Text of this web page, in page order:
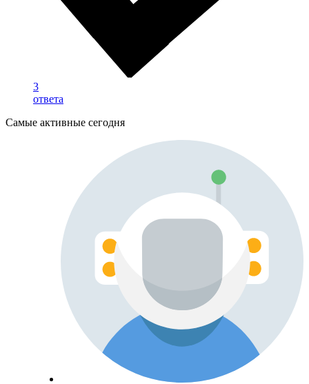
3
ответа
Самые активные сегодня